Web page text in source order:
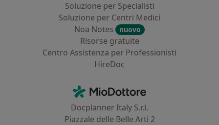
Soluzione per Specialisti
Soluzione per Centri Medici
Noa Notes
nuovo
Risorse gratuite
Centro Assistenza per Professionisti
HireDoc
MioDottore - Homepage
Docplanner Italy S.r.l.
Piazzale delle Belle Arti 2